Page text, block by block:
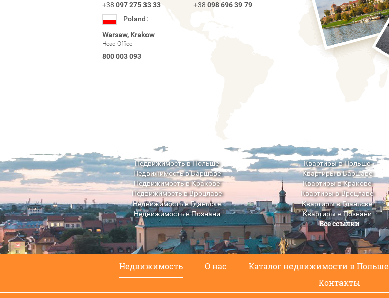
+38 097 275 33 33
+38 098 696 39 79
Poland:
Warsaw, Krakow
Head Office
800 003 093
Недвижимость в Польше
Недвижимость в Варшаве
Недвижимость в Кракове
Недвижимость в Вроцлаве
Недвижимость в Гданьске
Недвижимость в Познани
Недвижимость в Люблине
Квартиры в Польше
Квартиры в Варшаве
Квартиры в Кракове
Квартиры в Вроцлаве
Квартиры в Гданьске
Квартиры в Познани
Квартиры в Люблине
Все ссылки
Недвижимость О нас Каталог недвижимости в Польше
Контакты